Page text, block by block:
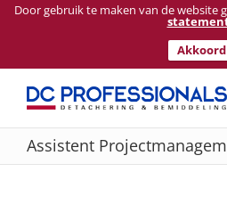
Door gebruik te maken van de website
Akkoord
Ga
inhoud
Assistent